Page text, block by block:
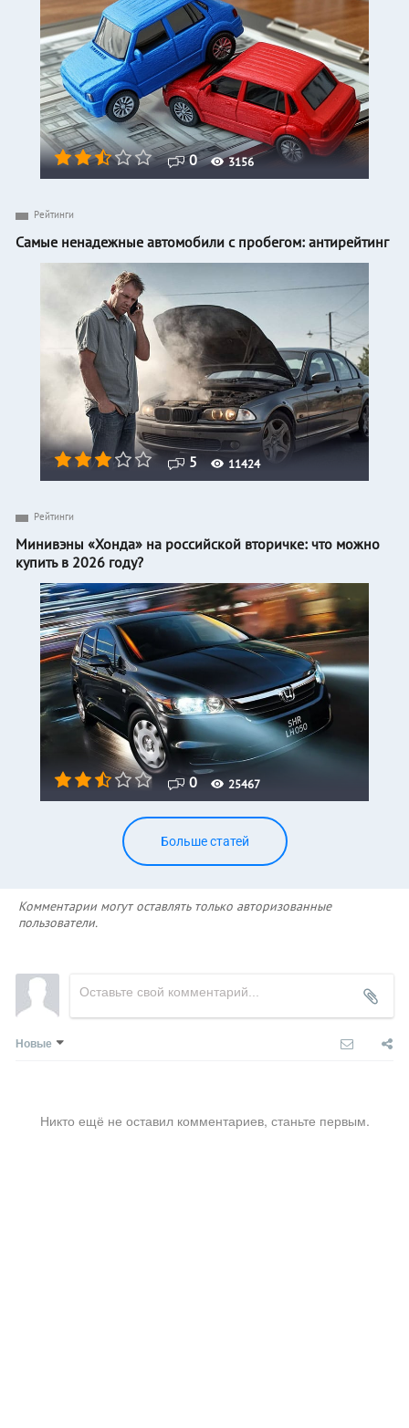
0 3156
5 11424
Рейтинги
Самые ненадежные автомобили с пробегом: антирейтинг
0 25467
Рейтинги
Минивэны «Хонда» на российской вторичке: что можно
купить в 2026 году?
Больше статей
Комментарии могут оставлять только авторизованные
пользователи.
Новые
Никто ещё не оставил комментариев, станьте первым.